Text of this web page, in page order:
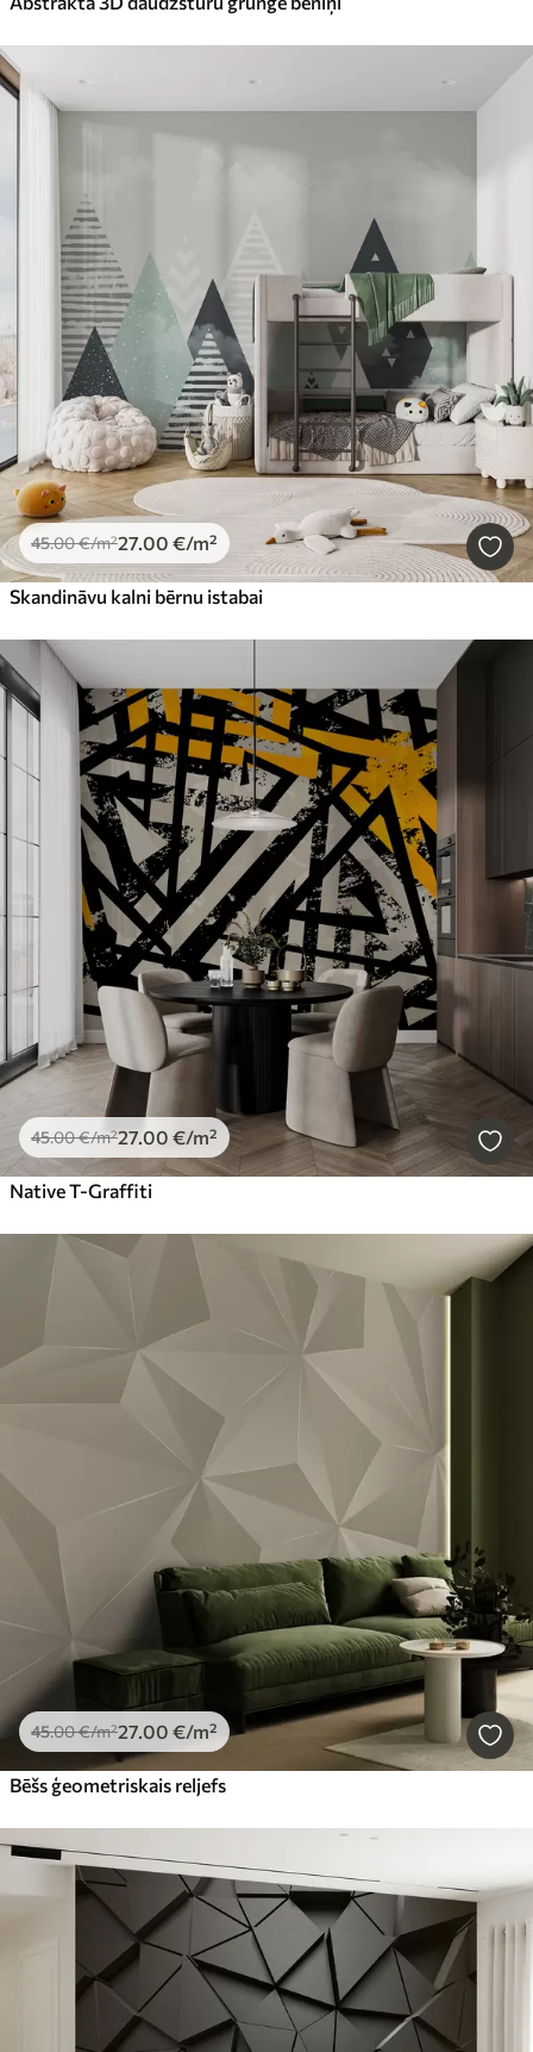
45.00€/m²27.00 €/m²
Skandināvu kalni bērnu istabai
45.00€/m²27.00 €/m²
Native T-Graffiti
45.00€/m²27.00 €/m²
Bēšs ģeometriskais reljefs